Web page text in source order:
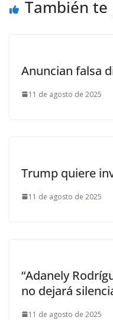
También
Anuncian falsa
11 de agosto de 2025
Trump quiere
11 de agosto de 2025
“Adanely
no dejará
11 de agosto de 2025